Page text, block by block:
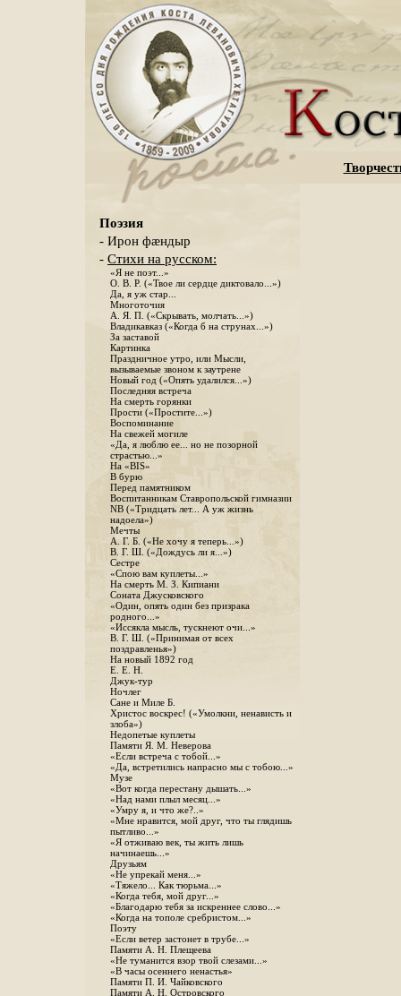
Поэзия
- Ирон фæндыр
- Стихи на русском:
«Я не поэт...»
О. В. Р. («Твое ли сердце диктовало...»)
Да, я уж стар...
Многоточия
А. Я. П. («Скрывать, молчать...»)
Владикавказ («Когда б на струнах...»)
За заставой
Картинка
Праздничное утро, или Мысли,
вызываемые звоном к заутрене
Новый год («Опять удалился...»)
Последняя встреча
На смерть горянки
Прости («Простите...»)
Воспоминание
На свежей могиле
«Да, я люблю ее... но не позорной
страстью...»
На «BIS»
В бурю
Перед памятником
Воспитанникам Ставропольской гимназии
NB («Тридцать лет... А уж жизнь
надоела»)
Мечты
А. Г. Б. («Не хочу я теперь...»)
В. Г. Ш. («Дождусь ли я...»)
Сестре
«Спою вам куплеты...»
На смерть М. З. Кипиани
Соната Джусковского
«Один, опять один без призрака
родного...»
«Иссякла мысль, тускнеют очи...»
В. Г. Ш. («Принимая от всех
поздравленья»)
На новый 1892 год
Е. Е. Н.
Джук-тур
Ночлег
Сане и Миле Б.
Христос воскрес! («Умолкни, ненависть и
злоба»)
Недопетые куплеты
Памяти Я. М. Неверова
«Если встреча с тобой...»
«Да, встретились напрасно мы с тобою...»
Музе
«Вот когда перестану дышать...»
«Над нами плыл месяц...»
«Умру я, и что же?..»
«Мне нравится, мой друг, что ты глядишь
пытливо...»
«Я отживаю век, ты жить лишь
начинаешь...»
Друзьям
«Не упрекай меня...»
«Тяжело... Как тюрьма...»
«Когда тебя, мой друг...»
«Благодарю тебя за искреннее слово...»
«Когда на тополе сребристом...»
Поэту
«Если ветер застонет в трубе...»
Памяти А. Н. Плещеева
«Не туманится взор твой слезами...»
«В часы осеннего ненастья»
Памяти П. И. Чайковского
Памяти А. Н. Островского